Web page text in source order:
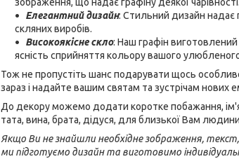
Елегантний дизайн: Стильний дизайн надає
скляних виробів.
Високоякісне скло: Наш графін
ясність сприйняття кольору вашого
Тож не пропустіть шанс подарувати щось
зараз і надайте вашим святам та зустрічам нових
До декору можемо додати коротке побажання,
тата, вина, брата, дідуся, для близької Вам
Якщо Ви не знайшли необхідне зображення,
ми підготуємо дизайн та виготовимо